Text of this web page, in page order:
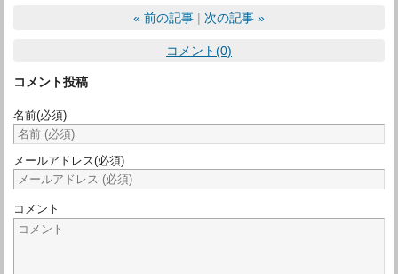
« 前の記事 次の記事 »
コメント(0)
コメント投稿
名前(必須)
メールアドレス(必須)
コメント